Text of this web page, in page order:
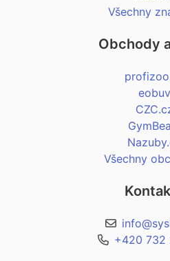
Všechny
Obchody
eobuv
Všechny
+420 732